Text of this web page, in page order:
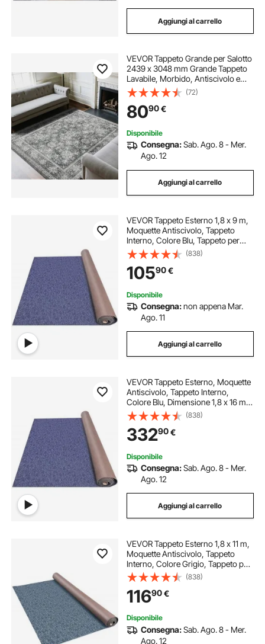
Aggiungi al carrello
VEVOR Tappeto Grande per Salotto
2439 x 3048 mm Grande Tappeto
Lavabile, Morbido, Antiscivolo e
Antistrappo, Adatto ad Animali
Domestici e Bambini, per Camera
da Letto, Soggiorno, Ingresso,
Grigio
(72)
8090€
Disponibile
Consegna:Sab. Ago. 8 - Mer.
Ago. 12
Aggiungi al carrello
VEVOR Tappeto Esterno 1,8 x 9 m,
Moquette Antiscivolo, Tappeto
Interno, Colore Blu, Tappeto per
Interno e Esterno, Materiale Fibra di
Poliestere + TPR, Facile da Taglio e
Pulire
(838)
10590€
Disponibile
Consegna:non appena Mar.
Ago. 11
Aggiungi al carrello
VEVOR Tappeto Esterno, Moquette
Antiscivolo, Tappeto Interno,
Colore Blu, Dimensione 1,8 x 16 m,
Tappeto per Interno e Esterno,
Materiale Fibra di Poliestere + TPR,
Facile da Taglio e Pulire
(838)
33290€
Disponibile
Consegna:Sab. Ago. 8 - Mer.
Ago. 12
Aggiungi al carrello
VEVOR Tappeto Esterno 1,8 x 11 m,
Moquette Antiscivolo, Tappeto
Interno, Colore Grigio, Tappeto per
Interno e Esterno, Materiale Fibra di
Poliestere + TPR, Facile da Taglio e
Pulire
(838)
11690€
Disponibile
Consegna:Sab. Ago. 8 - Mer.
Ago. 12